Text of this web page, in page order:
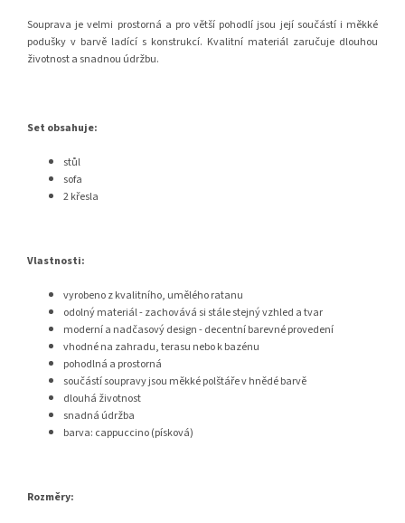
Souprava je velmi prostorná a pro větší pohodlí jsou její součástí i měkké
podušky v barvě ladící s konstrukcí. Kvalitní materiál zaručuje dlouhou
životnost a snadnou údržbu.
Set obsahuje:
stůl
sofa
2 křesla
Vlastnosti:
vyrobeno z kvalitního, umělého ratanu
odolný materiál - zachovává si stále stejný vzhled a tvar
moderní a nadčasový design - decentní barevné provedení
vhodné na zahradu, terasu nebo k bazénu
pohodlná a prostorná
součástí soupravy jsou měkké polštáře v hnědé barvě
dlouhá životnost
snadná údržba
barva: cappuccino (písková)
Rozměry: